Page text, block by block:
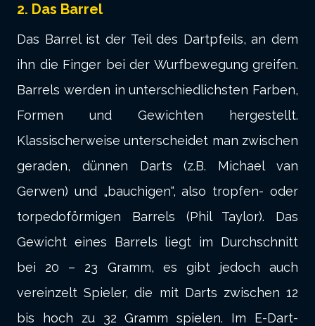
2. Das Barrel
Das Barrel ist der Teil des Dartpfeils, an dem
ihn die Finger bei der Wurfbewegung greifen.
Barrels werden in unterschiedlichsten Farben,
Formen und Gewichten hergestellt.
Klassischerweise unterscheidet man zwischen
geraden, dünnen Darts (z.B. Michael van
Gerwen) und „bauchigen“, also tropfen- oder
torpedoförmigen Barrels (Phil Taylor). Das
Gewicht eines Barrels liegt im Durchschnitt
bei 20 – 23 Gramm, es gibt jedoch auch
vereinzelt Spieler, die mit Darts zwischen 12
bis hoch zu 32 Gramm spielen. Im E-Dart-